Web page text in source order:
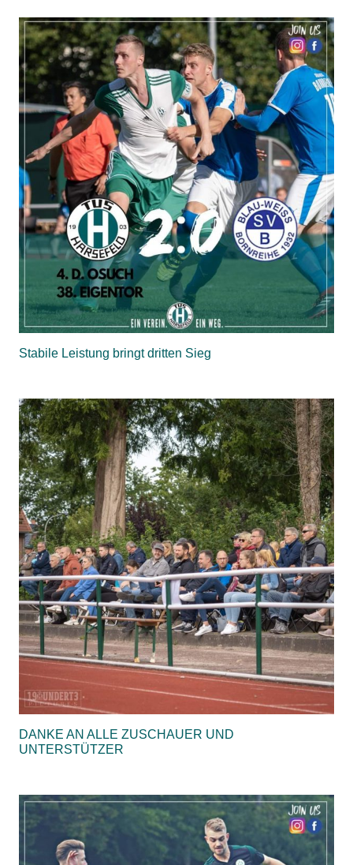
Stabile Leistung bringt dritten Sieg
DANKE AN ALLE ZUSCHAUER UND
UNTERSTÜTZER